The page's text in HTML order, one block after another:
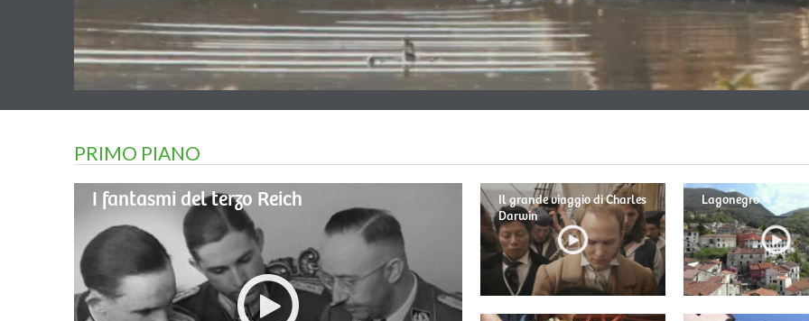
PRIMO PIANO
I fantasmi del terzo Reich
Il grande viaggio di Charles
Darwin
Lagonegro